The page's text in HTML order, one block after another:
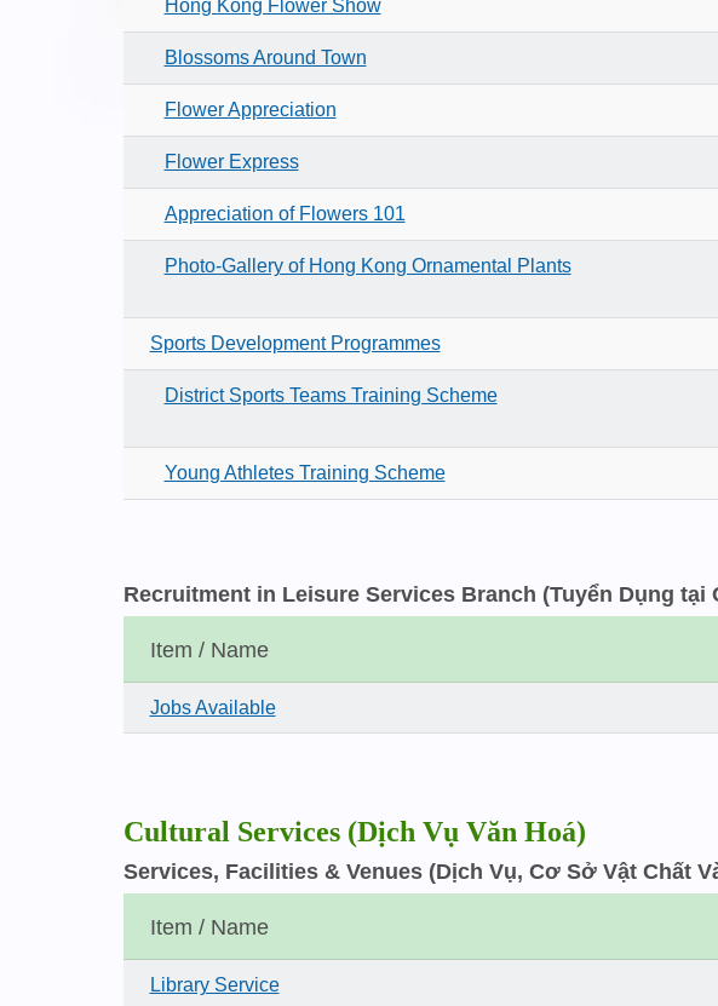
Hong Kong Flower Show
Blossoms Around Town
Flower Appreciation
Flower Express
Appreciation of Flowers 101
Photo-Gallery of Hong Kong Ornamental Plants
Sports Development Programmes
District Sports Teams Training Scheme
Young Athletes Training Scheme
Recruitment in Leisure Services Branch (Tuyển Dụng tại
Item / Name
Jobs Available
Cultural Services (Dịch Vụ Văn Hoá)
Services, Facilities & Venues (Dịch Vụ, Cơ Sở Vật Chất
Item / Name
Library Service